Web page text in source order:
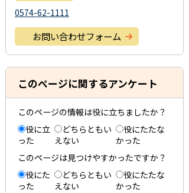
0574-62-1111
お問い合わせフォーム
このページに関するアンケート
このページの情報は役に立ちましたか？
役に立
った
どちらともい
えない
役にたたな
かった
このページは見つけやすかったですか？
役にた
った
どちらともい
えない
役にたたな
かった